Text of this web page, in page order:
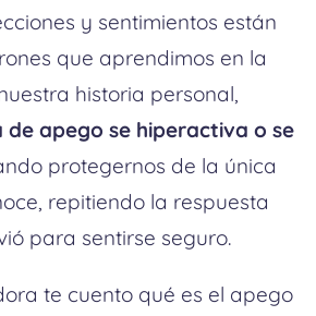
y sentimientos están
que aprendimos en la
historia personal,
de apego se hiperactiva o se
protegernos de la única
repitiendo la respuesta
para sentirse seguro.
te cuento qué es el apego